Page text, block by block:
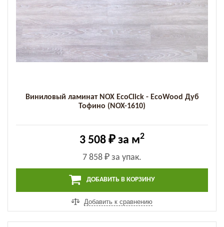
Виниловый ламинат NOX EcoClick - EcoWood Дуб
Тофино (NOX-1610)
3 508 ₽ за м2
7 858 ₽ за упак.
ДОБАВИТЬ В КОРЗИНУ
Добавить к сравнению